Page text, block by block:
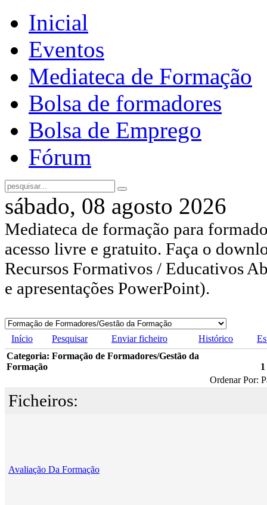
Inicial
Eventos
Mediateca de Formação
Bolsa de formadores
Bolsa de Emprego
Fórum
sábado, 08 agosto 2026
Mediateca de formação para
acesso livre e gratuito. Faça o
Recursos Formativos / Educativos
e apresentações PowerPoint).
Início Pesquisar Enviar ficheiro Histórico
Categoria: Formação de Formadores/Gestão da
Formação
1
Ordenar Por:
Ficheiros:
Avaliação Da Formação